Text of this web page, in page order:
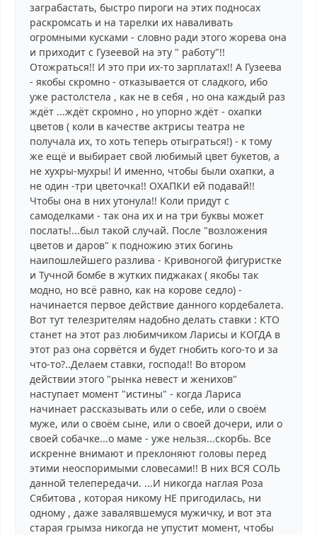
заграбастать, быстро пироги на этих подносах
раскромсать и на тарелки их наваливать
огромными кусками - словно ради этого жорева она
и приходит с Гузеевой на эту " работу"!!
Отожраться!! И это при их-то зарплатах!! А Гузеева
- якобы скромно - отказывается от сладкого, ибо
уже растолстела , как не в себя , но она каждый раз
ждёт ...ждёт скромно , но упорно ждёт - охапки
цветов ( коли в качестве актрисы театра не
получала их, то хоть теперь отыграться!) - к тому
же ещё и выбирает свой любимый цвет букетов, а
не хухры-мухры! И именно, чтобы были охапки, а
не один -три цветочка!! ОХАПКИ ей подавай!!
Чтобы она в них утонула!! Коли придут с
самоделками - так она их и на три буквы может
послать!...был такой случай. После "возложения
цветов и даров" к подножию этих богинь
наипошлейшего разлива - Кривоногой фигуристке
и Тучной бомбе в жутких пиджаках ( якобы так
модно, но всё равно, как на корове седло) -
начинается первое действие данного кордебалета.
Вот тут телезрителям надобно делать ставки : КТО
станет на этот раз любимчиком Ларисы и КОГДА в
этот раз она сорвётся и будет гнобить кого-то и за
что-то?..Делаем ставки, господа!! Во втором
действии этого "рынка невест и женихов"
наступает момент "истины" - когда Лариса
начинает рассказывать или о себе, или о своём
муже, или о своём сыне, или о своей дочери, или о
своей собачке...о маме - уже нельзя...скорбь. Все
искренне внимают и преклоняют головы перед
этими неоспоримыми словесами!! В них ВСЯ СОЛЬ
данной телепередачи. ...И никогда наглая Роза
Сябитова , которая никому НЕ пригодилась, ни
одному , даже завалявшемуся мужичку, и вот эта
старая грымза никогда не упустит момент, чтобы